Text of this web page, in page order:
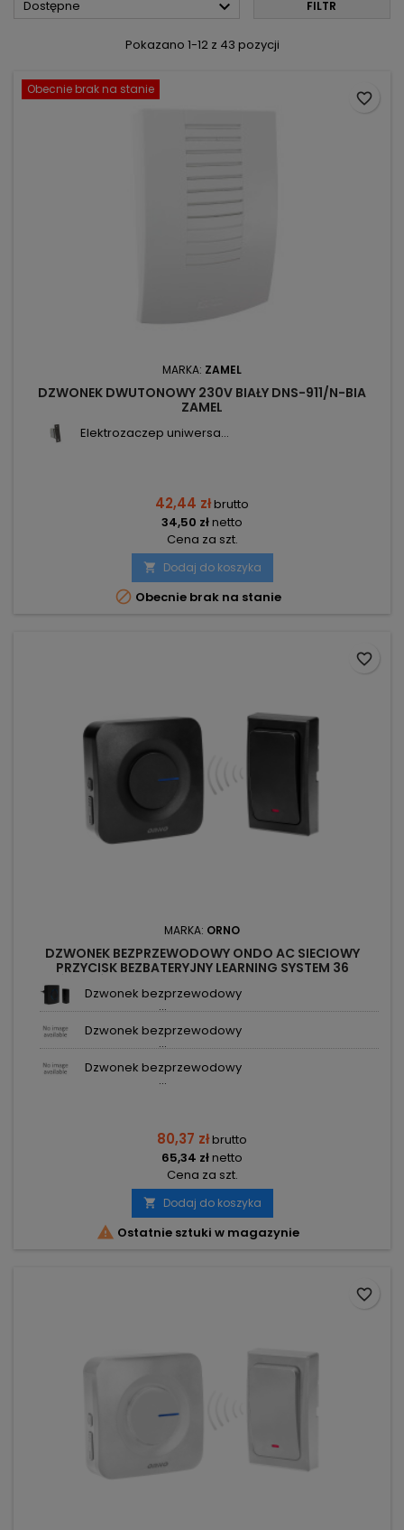
Dostępne  FILTR
Pokazano 1-12 z 43 pozycji
Obecnie brak na stanie
MARKA: ZAMEL
DZWONEK DWUTONOWY 230V BIAŁY DNS-911/N-BIA
ZAMEL
Elektrozaczep uniwersa...
42,44 złbrutto
34,50 złnetto
Cena za szt.
 Dodaj do koszyka
 Obecnie brak na stanie
favorite_border
MARKA: ORNO
DZWONEK BEZPRZEWODOWY ONDO AC SIECIOWY
PRZYCISK BEZBATERYJNY LEARNING SYSTEM 36
DŹWIĘKÓW 200M CZARNY OR-DB-MT-156 ORNO
Dzwonek bezprzewodowy
...
Dzwonek bezprzewodowy
...
Dzwonek bezprzewodowy
...
80,37 złbrutto
65,34 złnetto
Cena za szt.
 Dodaj do koszyka
 Ostatnie sztuki w magazynie
favorite_border
favorite_border